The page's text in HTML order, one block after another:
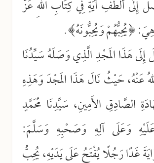
إِلَى أَلْطَفِ آيَةٍ فِي كِتَابِ اللهِ عَزَّ
﴿يُحِبُّهُمْ وَيُحِبُّونَهُ﴾.
هَذَا المَجْدِ الَّذِي وَصَلَهُ سَيِّدُنَا
عَنْهُ، حَيْثُ نَالَ هَذَا المَجْدَ وَهَذِهِ
الصَّادِقِ الأَمِينِ، سَيِّدِنَا مُحَمَّدٍ
وَعَلَى آلِهِ وَصَحْبِهِ وَسَلَّمَ:
غَدًا رَجُلًا يُفْتَحُ عَلَى يَدَيْهِ، يُحِبُّ